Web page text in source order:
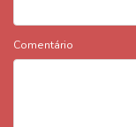
Comentário